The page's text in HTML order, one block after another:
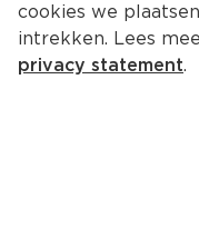
cookies we
intrekken. Lees
privacy statement.